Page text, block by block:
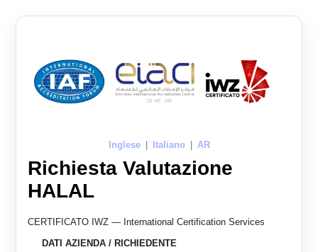
Inglese Italiano AR
Richiesta Valutazione
HALAL
CERTIFICATO IWZ — International Certification Services
DATI AZIENDA / RICHIEDENTE